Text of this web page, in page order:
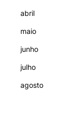
abril
maio
junho
julho
agosto